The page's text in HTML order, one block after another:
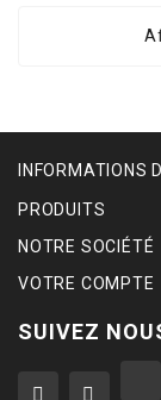
INFORMATIONS
PRODUITS
NOTRE SOCIÉTÉ
VOTRE COMPTE
SUIVEZ